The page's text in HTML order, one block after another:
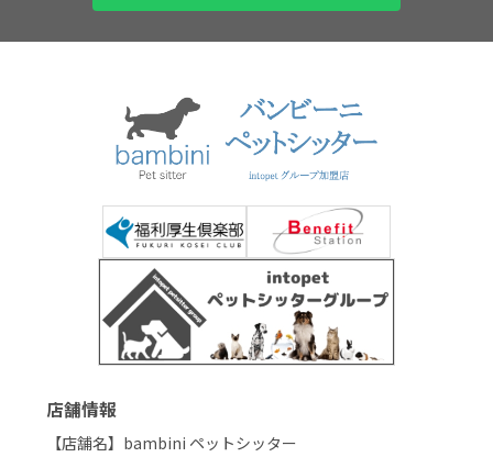
店舗情報
【店舗名】bambini ペットシッター